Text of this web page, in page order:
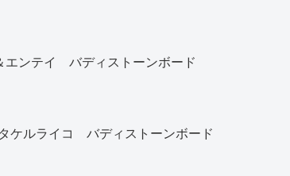
エンテイ バディストーンボード
ケルライコ バディストーンボード